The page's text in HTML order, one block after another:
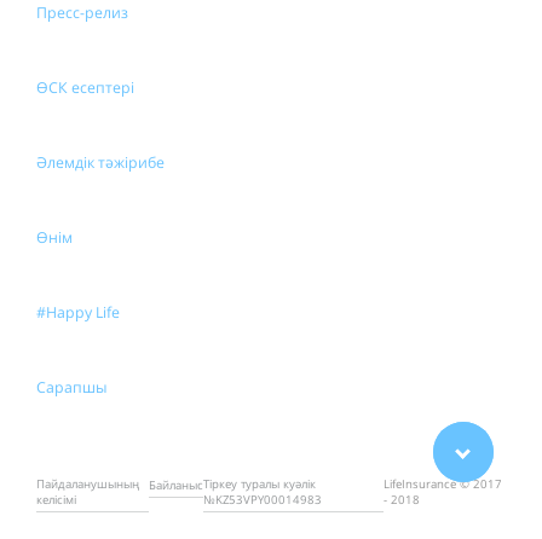
Пресс-релиз
ӨСК есептері
Әлемдік тәжірибе
Өнім
#Happy Life
Сарапшы
Пайдаланушының
келісімі
БайланысТіркеу туралы куәлік
№KZ53VPY00014983
LifeInsurance © 2017
- 2018